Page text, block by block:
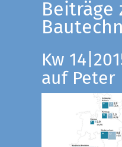
Beiträge
Kw
auf Peter